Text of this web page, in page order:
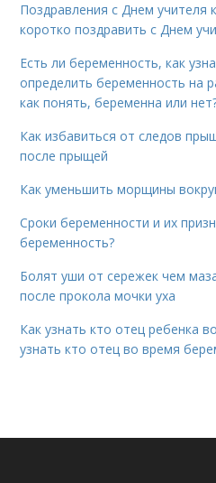
Поздравления с Днем учителя
коротко поздравить с Днем
Есть ли беременность, как
определить беременность на
как понять, беременна или
Как избавиться от следов
после прыщей
Как уменьшить морщины
Сроки беременности и их
беременность?
Болят уши от сережек чем
после прокола мочки уха
Как узнать кто отец ребенка
узнать кто отец во время